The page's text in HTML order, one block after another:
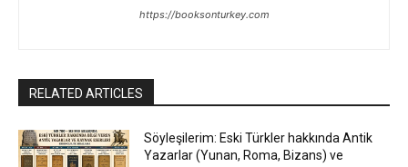
https://booksonturkey.com
RELATED ARTICLES
Söyleşilerim: Eski Türkler hakkında Antik
Yazarlar (Yunan, Roma, Bizans) ve